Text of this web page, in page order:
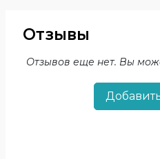
Отзывы
Отзывов еще нет. Вы